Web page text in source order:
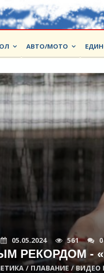
АВТО/МОТО
05.05.2024 561 0
РЕКОРДОМ -
/ ПЛАВАНИЕ /